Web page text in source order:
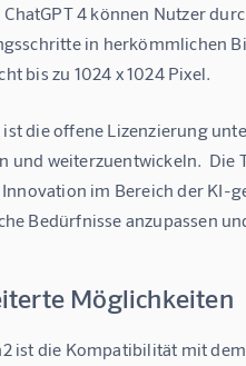
4 können Nutzer
in herkömmlichen
bis zu 1024 x 1024 Pixel.
die offene Lizenzierung
und weiterzuentwickeln.
im Bereich der
Bedürfnisse anzupassen
Möglichkeiten
ist die Kompatibilität mit